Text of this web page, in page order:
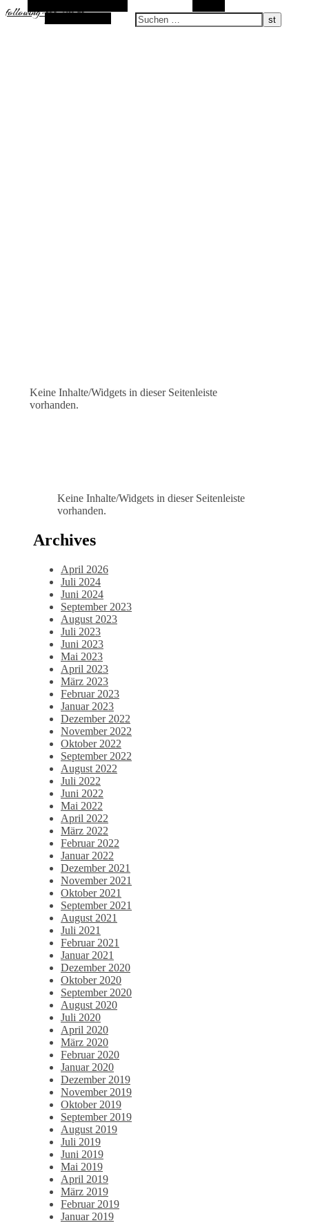
following-the-sun.de
Zufallsauswahl
Keine Inhalte/Widgets in dieser Seitenleiste
vorhanden.
Keine Inhalte/Widgets in dieser Seitenleiste
vorhanden.
Archives
April 2026
Juli 2024
Juni 2024
September 2023
August 2023
Juli 2023
Juni 2023
Mai 2023
April 2023
März 2023
Februar 2023
Januar 2023
Dezember 2022
November 2022
Oktober 2022
September 2022
August 2022
Juli 2022
Juni 2022
Mai 2022
April 2022
März 2022
Februar 2022
Januar 2022
Dezember 2021
November 2021
Oktober 2021
September 2021
August 2021
Juli 2021
Februar 2021
Januar 2021
Dezember 2020
Oktober 2020
September 2020
August 2020
Juli 2020
April 2020
März 2020
Februar 2020
Januar 2020
Dezember 2019
November 2019
Oktober 2019
September 2019
August 2019
Juli 2019
Juni 2019
Mai 2019
April 2019
März 2019
Februar 2019
Januar 2019